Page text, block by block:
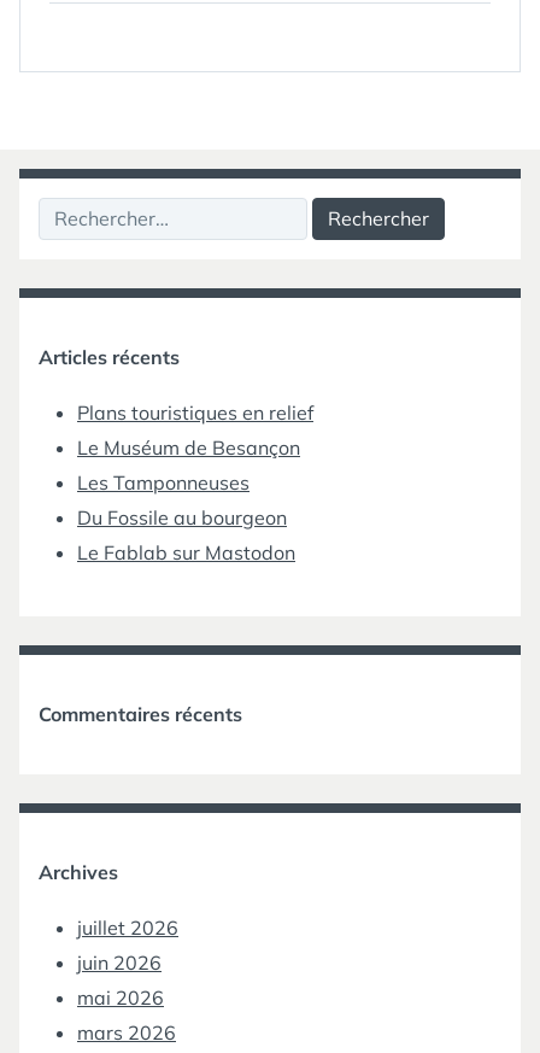
Rechercher :
Articles récents
Plans touristiques en relief
Le Muséum de Besançon
Les Tamponneuses
Du Fossile au bourgeon
Le Fablab sur Mastodon
Commentaires récents
Archives
juillet 2026
juin 2026
mai 2026
mars 2026